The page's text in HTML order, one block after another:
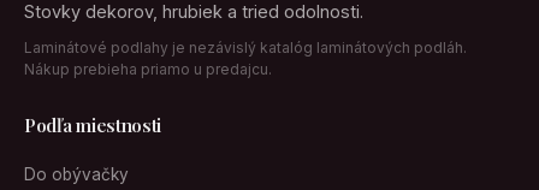
Stovky dekorov, hrubiek a tried odolnosti.
Laminátové podlahy je nezávislý katalóg laminátových podláh.
Nákup prebieha priamo u predajcu.
Podľa miestnosti
Do obývačky